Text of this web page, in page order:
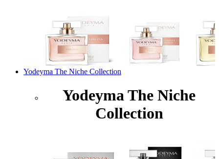
Yodeyma The Niche Collection
Yodeyma The Niche
Collection